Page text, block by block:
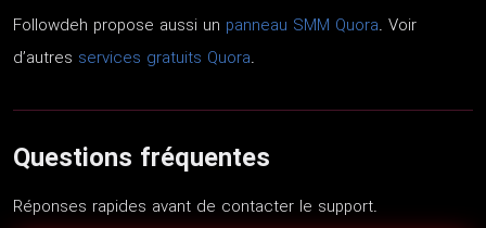
Followdeh propose aussi un panneau SMM Quora. Voir
d’autres services gratuits Quora.
Questions fréquentes
Réponses rapides avant de contacter le support.